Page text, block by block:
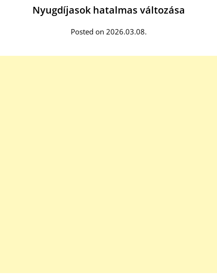
Nyugdíjasok hatalmas változása
Posted on 2026.03.08.